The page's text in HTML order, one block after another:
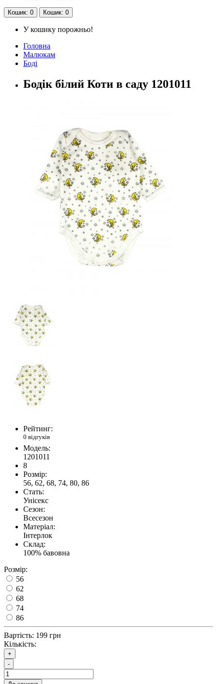
Кошик: 0 Кошик: 0
У кошику порожньо!
Головна
Малюкам
Боді
Бодік білий Коти в саду 1201011
Рейтинг:
0 відгуків
Модель:
1201011
8
Розмір:
56, 62, 68, 74, 80, 86
Стать:
Унісекс
Сезон:
Всесезон
Матеріал:
Інтерлок
Склад:
100% бавовна
Розмір:
56
62
68
74
86
Вартість: 199 грн
Кількість:
+
-